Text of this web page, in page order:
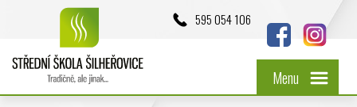
595 054 106
Menu